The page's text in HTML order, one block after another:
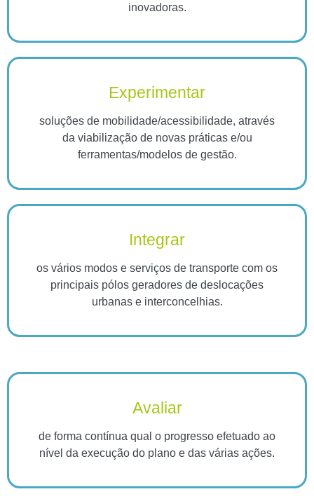
inovadoras.
Experimentar
soluções de mobilidade/acessibilidade, através
da viabilização de novas práticas e/ou
ferramentas/modelos de gestão.
Integrar
os vários modos e serviços de transporte com os
principais pólos geradores de deslocações
urbanas e interconcelhias.
Avaliar
de forma contínua qual o progresso efetuado ao
nível da execução do plano e das várias ações.